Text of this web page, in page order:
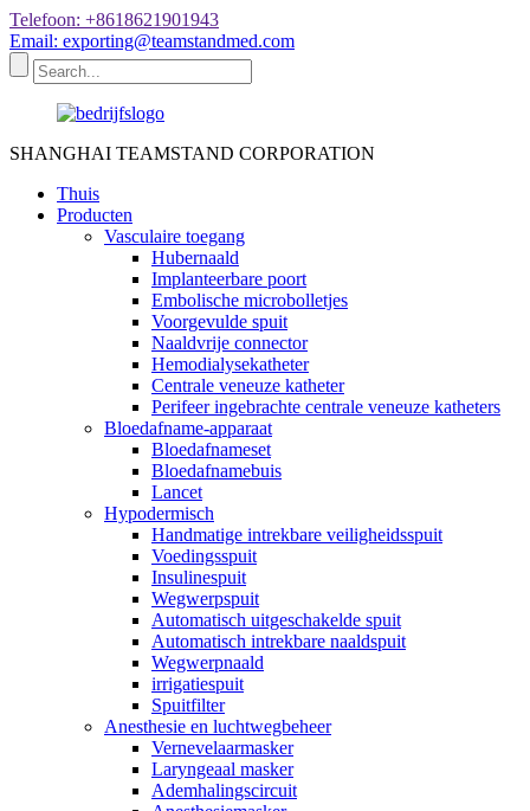
Telefoon: +8618621901943
Email: exporting@teamstandmed.com
SHANGHAI TEAMSTAND CORPORATION
Thuis
Producten
Vasculaire toegang
Hubernaald
Implanteerbare poort
Embolische microbolletjes
Voorgevulde spuit
Naaldvrije connector
Hemodialysekatheter
Centrale veneuze katheter
Perifeer ingebrachte centrale veneuze katheters
Bloedafname-apparaat
Bloedafnameset
Bloedafnamebuis
Lancet
Hypodermisch
Handmatige intrekbare veiligheidsspuit
Voedingsspuit
Insulinespuit
Wegwerpspuit
Automatisch uitgeschakelde spuit
Automatisch intrekbare naaldspuit
Wegwerpnaald
irrigatiespuit
Spuitfilter
Anesthesie en luchtwegbeheer
Vernevelaarmasker
Laryngeaal masker
Ademhalingscircuit